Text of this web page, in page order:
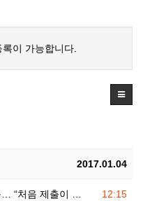
이 가능합니다.
2017.01.04
12:15
“처음 제출이 …